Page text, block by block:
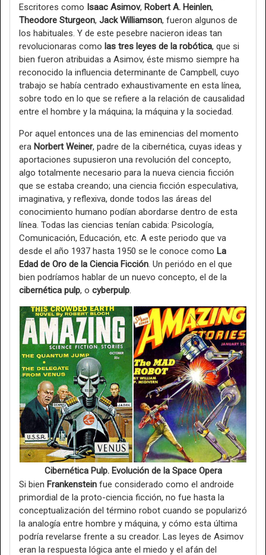
Escritores como Isaac Asimov, Robert A. Heinlen,
Theodore Sturgeon, Jack Williamson, fueron algunos de
los habituales. Y de este pesebre nacieron ideas tan
revolucionaras como las tres leyes de la robótica, que si
bien fueron atribuidas a Asimov, éste mismo siempre ha
reconocido la influencia determinante de Campbell, cuyo
trabajo se había centrado exhaustivamente en esta línea,
sobre todo en lo que se refiere a la relación de causalidad
entre el hombre y la máquina; la máquina y la sociedad.
Por aquel entonces una de las eminencias del momento
era Norbert Weiner, padre de la cibernética, cuyas ideas y
aportaciones supusieron una revolución del concepto,
algo totalmente necesario para la nueva ciencia ficción
que se estaba creando; una ciencia ficción especulativa,
imaginativa, y reflexiva, donde todos las áreas del
conocimiento humano podían abordarse dentro de esta
línea. Todas las ciencias tenían cabida: Psicología,
Comunicación, Educación, etc. A este periodo que va
desde el año 1937 hasta 1950 se le conoce como La
Edad de Oro de la Ciencia Ficción. Un periódo en el que
bien podríamos hablar de un nuevo concepto, el de la
cibernética pulp, o cyberpulp.
Cibernética Pulp. Evolución de la Space Opera
Si bien Frankenstein fue considerado como el androide
primordial de la proto-ciencia ficción, no fue hasta la
conceptualización del término robot cuando se popularizó
la analogía entre hombre y máquina, y cómo esta última
podría revelarse frente a su creador. Las leyes de Asimov
eran la respuesta lógica ante el miedo y el afán del